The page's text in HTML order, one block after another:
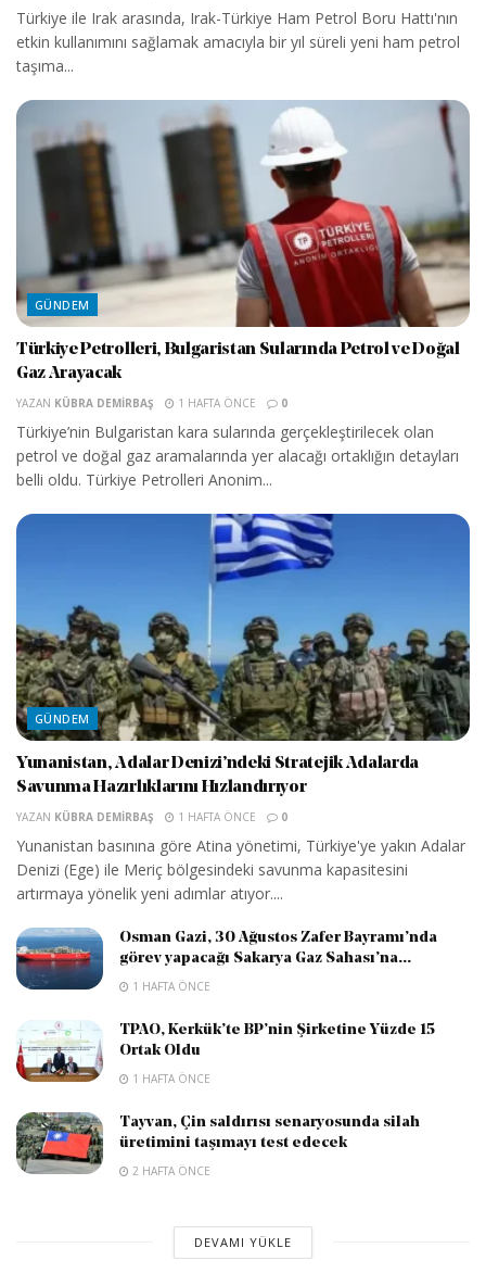
Türkiye ile Irak arasında, Irak-Türkiye Ham Petrol Boru Hattı'nın
etkin kullanımını sağlamak amacıyla bir yıl süreli yeni ham petrol
taşıma...
GÜNDEM
Türkiye Petrolleri, Bulgaristan Sularında Petrol ve Doğal
Gaz Arayacak
YAZAN KÜBRA DEMIRBAŞ 1 HAFTA ÖNCE 0
Türkiye’nin Bulgaristan kara sularında gerçekleştirilecek olan
petrol ve doğal gaz aramalarında yer alacağı ortaklığın detayları
belli oldu. Türkiye Petrolleri Anonim...
GÜNDEM
Yunanistan, Adalar Denizi’ndeki Stratejik Adalarda
Savunma Hazırlıklarını Hızlandırıyor
YAZAN KÜBRA DEMIRBAŞ 1 HAFTA ÖNCE 0
Yunanistan basınına göre Atina yönetimi, Türkiye'ye yakın Adalar
Denizi (Ege) ile Meriç bölgesindeki savunma kapasitesini
artırmaya yönelik yeni adımlar atıyor....
Osman Gazi, 30 Ağustos Zafer Bayramı’nda
görev yapacağı Sakarya Gaz Sahası’na...
1 HAFTA ÖNCE
TPAO, Kerkük’te BP’nin Şirketine Yüzde 15
Ortak Oldu
1 HAFTA ÖNCE
Tayvan, Çin saldırısı senaryosunda silah
üretimini taşımayı test edecek
2 HAFTA ÖNCE
DEVAMI YÜKLE